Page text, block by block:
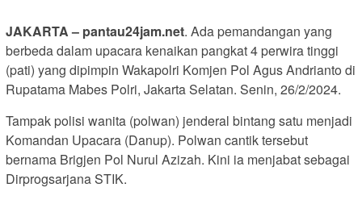
JAKARTA – pantau24jam.net. Ada pemandangan yang
berbeda dalam upacara kenaikan pangkat 4 perwira tinggi
(pati) yang dipimpin Wakapolri Komjen Pol Agus Andrianto di
Rupatama Mabes Polri, Jakarta Selatan. Senin, 26/2/2024.
Tampak polisi wanita (polwan) jenderal bintang satu menjadi
Komandan Upacara (Danup). Polwan cantik tersebut
bernama Brigjen Pol Nurul Azizah. Kini ia menjabat sebagai
Dirprogsarjana STIK.